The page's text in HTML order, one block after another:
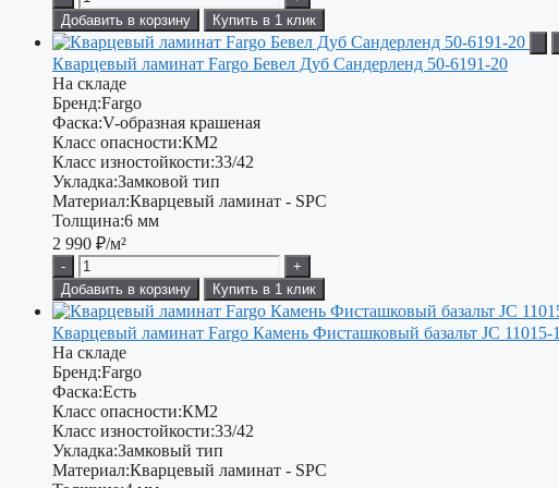
Добавить в корзину
Купить в 1 клик
Кварцевый ламинат Fargo Бевел Дуб Сандерленд 50-6191-20
На складе
Бренд:Fargo
Фаска:V-образная крашеная
Класс опасности:КМ2
Класс изностойкости:33/42
Укладка:Замковой тип
Материал:Кварцевый ламинат - SPC
Толщина:6 мм
2 990 ₽/м²
-
+
Добавить в корзину
Купить в 1 клик
Кварцевый ламинат Fargo Камень Фисташковый базальт JC 11015-1
На складе
Бренд:Fargo
Фаска:Есть
Класс опасности:КМ2
Класс изностойкости:33/42
Укладка:Замковый тип
Материал:Кварцевый ламинат - SPC